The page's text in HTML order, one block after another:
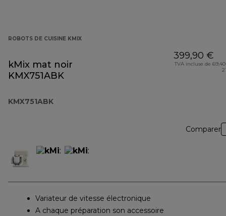
ROBOTS DE CUISINE KMIX
kMix mat noir
KMX751ABK
KMX751ABK
399,90 €
TVA incluse de
Comparer
Variateur de vitesse électronique
A chaque préparation son accessoire